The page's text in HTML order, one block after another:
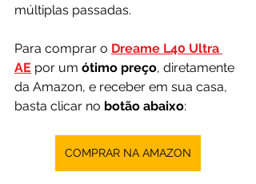
múltiplas passadas.
Para comprar o Dreame L40 Ultra
AE por um ótimo preço, diretamente
da Amazon, e receber em sua casa,
basta clicar no botão abaixo:
COMPRAR NA AMAZON